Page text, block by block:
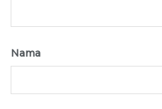
Nama